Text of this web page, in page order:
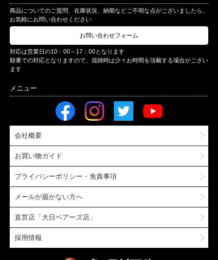
商品についてのご質問、在庫状況、納期などご不明な点がございましたら、
お気軽にお問い合わせください
お問い合わせフォーム
対応は営業日の10：00～17：00となります
順番での対応となりますので、混雑時は少々お時間を頂戴する場合がござい
ます
会社概要
お買い物ガイド
プライバシーポリシー・免責事項
メールが届かない方へ
直営店「大日ベアーズ店」
採用情報